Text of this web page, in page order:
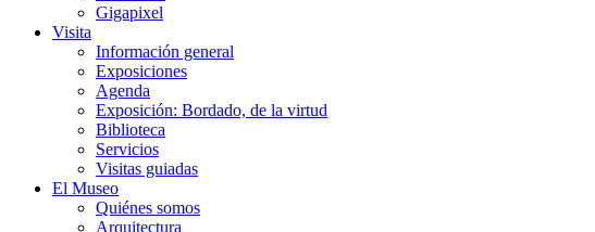
Gigapixel
Visita
Información general
Exposiciones
Agenda
Exposición: Bordado, de la virtud
Biblioteca
Servicios
Visitas guiadas
El Museo
Quiénes somos
Arquitectura